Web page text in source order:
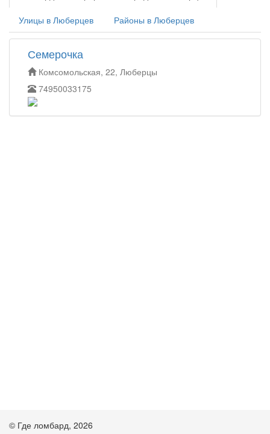
Улицы в Люберцев Районы в Люберцев
Семерочка
Комсомольская, 22, Люберцы
74950033175
© Где ломбард, 2026